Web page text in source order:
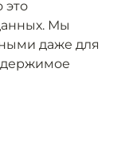
это
Мы
даже для